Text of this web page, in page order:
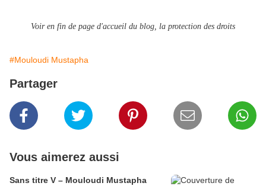
Voir en fin de page d'accueil du blog, la protection des droits
#Mouloudi Mustapha
Partager
Vous aimerez aussi
Sans titre V – Mouloudi Mustapha